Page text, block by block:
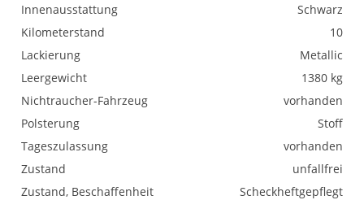
Innenausstattung
Schwarz
Kilometerstand
10
Lackierung
Metallic
Leergewicht
1380 kg
Nichtraucher-Fahrzeug
vorhanden
Polsterung
Stoff
Tageszulassung
vorhanden
Zustand
unfallfrei
Zustand, Beschaffenheit
Scheckheftgepflegt